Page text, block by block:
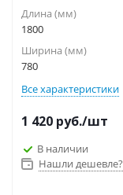
Длина (мм)
1800
Ширина (мм)
780
Все характеристики
1 420 руб./шт
В наличии
Нашли дешевле?